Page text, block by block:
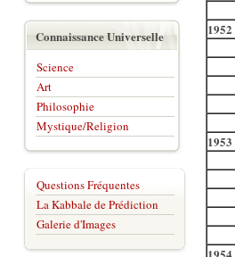
1952
1953
Connaissance Universelle
Science
Art
Philosophie
Mystique/Religion
Questions Fréquentes
La Kabbale de Prédiction
Galerie d'Images